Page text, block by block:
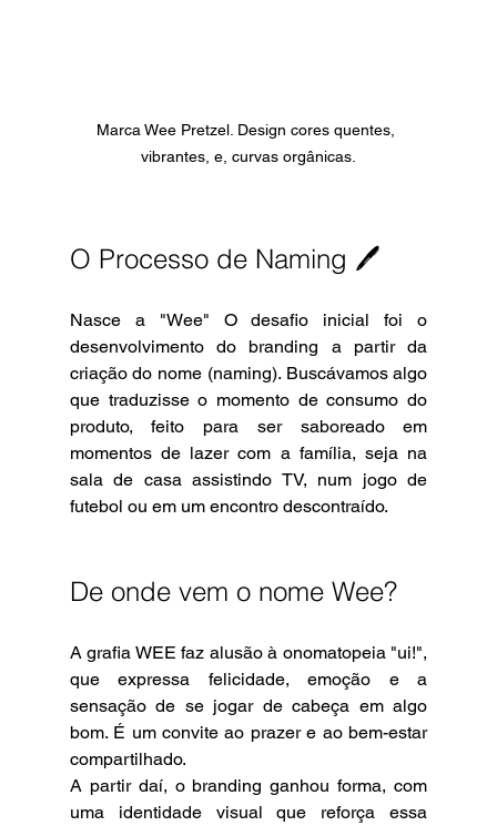
Marca Wee Pretzel. Design cores quentes,
vibrantes, e, curvas orgânicas.
O Processo de Naming 🖊️
Nasce a "Wee" O desafio inicial foi o
desenvolvimento do branding a partir da
criação do nome (naming). Buscávamos algo
que traduzisse o momento de consumo do
produto, feito para ser saboreado em
momentos de lazer com a família, seja na
sala de casa assistindo TV, num jogo de
futebol ou em um encontro descontraído.
De onde vem o nome Wee?
A grafia WEE faz alusão à onomatopeia "ui!",
que expressa felicidade, emoção e a
sensação de se jogar de cabeça em algo
bom. É um convite ao prazer e ao bem-estar
compartilhado.
A partir daí, o branding ganhou forma, com
uma identidade visual que reforça essa